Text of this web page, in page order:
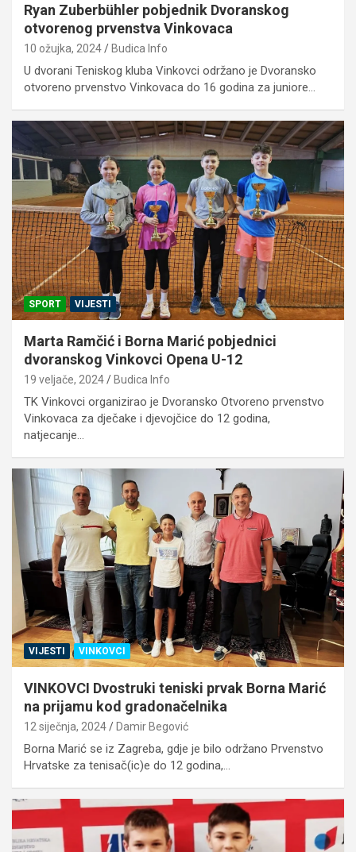
Ryan Zuberbühler pobjednik Dvoranskog
otvorenog prvenstva Vinkovaca
10 ožujka, 2024 Budica Info
U dvorani Teniskog kluba Vinkovci održano je Dvoransko
otvoreno prvenstvo Vinkovaca do 16 godina za juniore…
SPORT VIJESTI
Marta Ramčić i Borna Marić pobjednici
dvoranskog Vinkovci Opena U-12
19 veljače, 2024 Budica Info
TK Vinkovci organizirao je Dvoransko Otvoreno prvenstvo
Vinkovaca za dječake i djevojčice do 12 godina,
natjecanje…
VIJESTI VINKOVCI
VINKOVCI Dvostruki teniski prvak Borna Marić
na prijamu kod gradonačelnika
12 siječnja, 2024 Damir Begović
Borna Marić se iz Zagreba, gdje je bilo održano Prvenstvo
Hrvatske za tenisač(ic)e do 12 godina,…